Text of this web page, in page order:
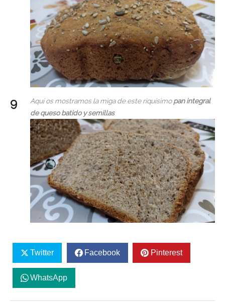
Aquí os mostramos la miga de este riquísimopan integral
de queso batido y semillas
Twitter Facebook Pinterest
WhatsApp